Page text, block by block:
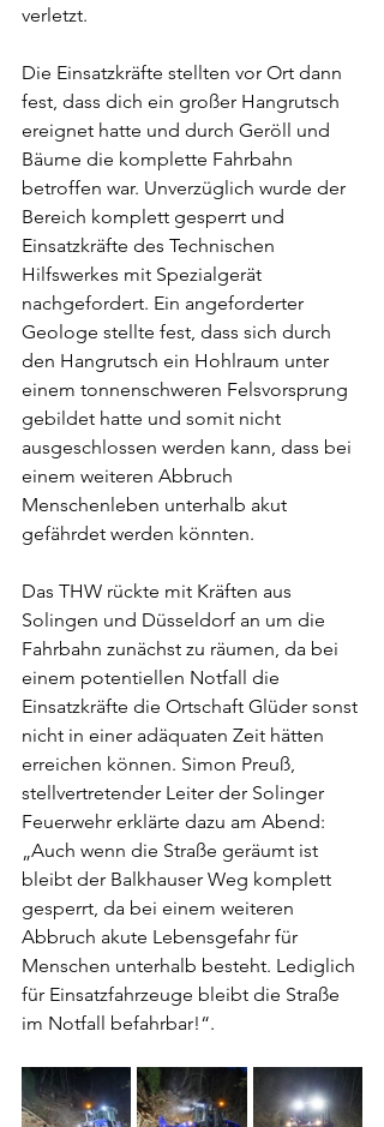
verletzt.
Die Einsatzkräfte stellten vor Ort dann
fest, dass dich ein großer Hangrutsch
ereignet hatte und durch Geröll und
Bäume die komplette Fahrbahn
betroffen war. Unverzüglich wurde der
Bereich komplett gesperrt und
Einsatzkräfte des Technischen
Hilfswerkes mit Spezialgerät
nachgefordert. Ein angeforderter
Geologe stellte fest, dass sich durch
den Hangrutsch ein Hohlraum unter
einem tonnenschweren Felsvorsprung
gebildet hatte und somit nicht
ausgeschlossen werden kann, dass bei
einem weiteren Abbruch
Menschenleben unterhalb akut
gefährdet werden könnten.
Das THW rückte mit Kräften aus
Solingen und Düsseldorf an um die
Fahrbahn zunächst zu räumen, da bei
einem potentiellen Notfall die
Einsatzkräfte die Ortschaft Glüder sonst
nicht in einer adäquaten Zeit hätten
erreichen können. Simon Preuß,
stellvertretender Leiter der Solinger
Feuerwehr erklärte dazu am Abend:
„Auch wenn die Straße geräumt ist
bleibt der Balkhauser Weg komplett
gesperrt, da bei einem weiteren
Abbruch akute Lebensgefahr für
Menschen unterhalb besteht. Lediglich
für Einsatzfahrzeuge bleibt die Straße
im Notfall befahrbar!“.